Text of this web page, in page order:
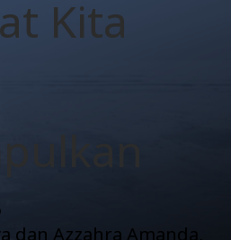
n Kita
dan Azzahra Amanda,